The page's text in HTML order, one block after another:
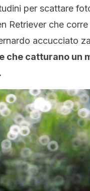
per scattare
Retriever che
accucciato
che catturano un